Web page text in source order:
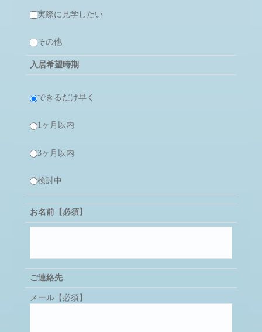
実際に見学したい
その他
入居希望時期
できるだけ早く
1ヶ月以内
3ヶ月以内
検討中
お名前【必須】
ご連絡先
メール【必須】